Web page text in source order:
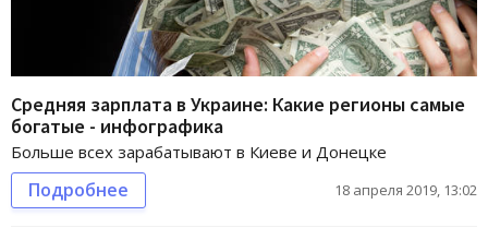
Средняя зарплата в Украине: Какие регионы самые
богатые - инфографика
Больше всех зарабатывают в Киеве и Донецке
Подробнее 18 апреля 2019, 13:02